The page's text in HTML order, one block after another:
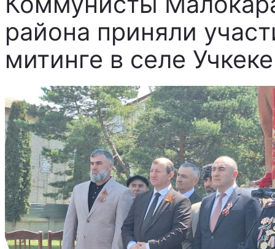
района приняли
митинге в селе